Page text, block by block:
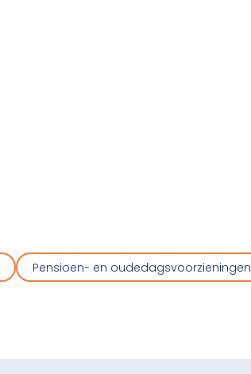
Pensioen- en oudedagsvoorzieningen